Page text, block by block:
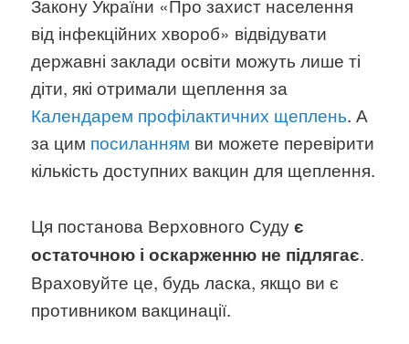
від інфекційних хвороб» відвідувати
державні заклади освіти можуть лише ті
діти, які отримали щеплення за
Календарем профілактичних щеплень. А
за цим посиланням ви можете перевірити
кількість доступних вакцин для щеплення.
Ця постанова Верховного Судує
остаточною і оскарженню не підлягає.
Враховуйте це, будь ласка, якщо ви є
противником вакцинації.